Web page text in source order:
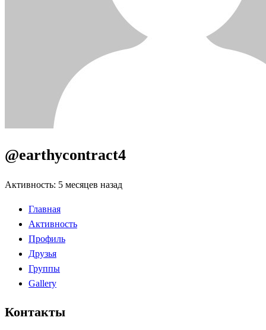
@earthycontract4
Активность: 5 месяцев назад
Главная
Активность
Профиль
Друзья
Группы
Gallery
Контакты